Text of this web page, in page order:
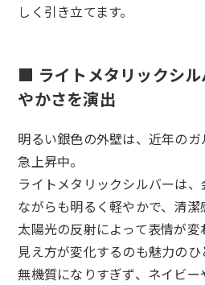
しく引き立てます。
■ ライトメタリックシ
やかさを演出
明るい銀色の外壁は、近年の
急上昇中。
ライトメタリックシルバーは
ながらも明るく軽やかで、清潔
太陽光の反射によって表情が
見え方が変化するのも魅力のひ
無機質になりすぎず、ネイビ